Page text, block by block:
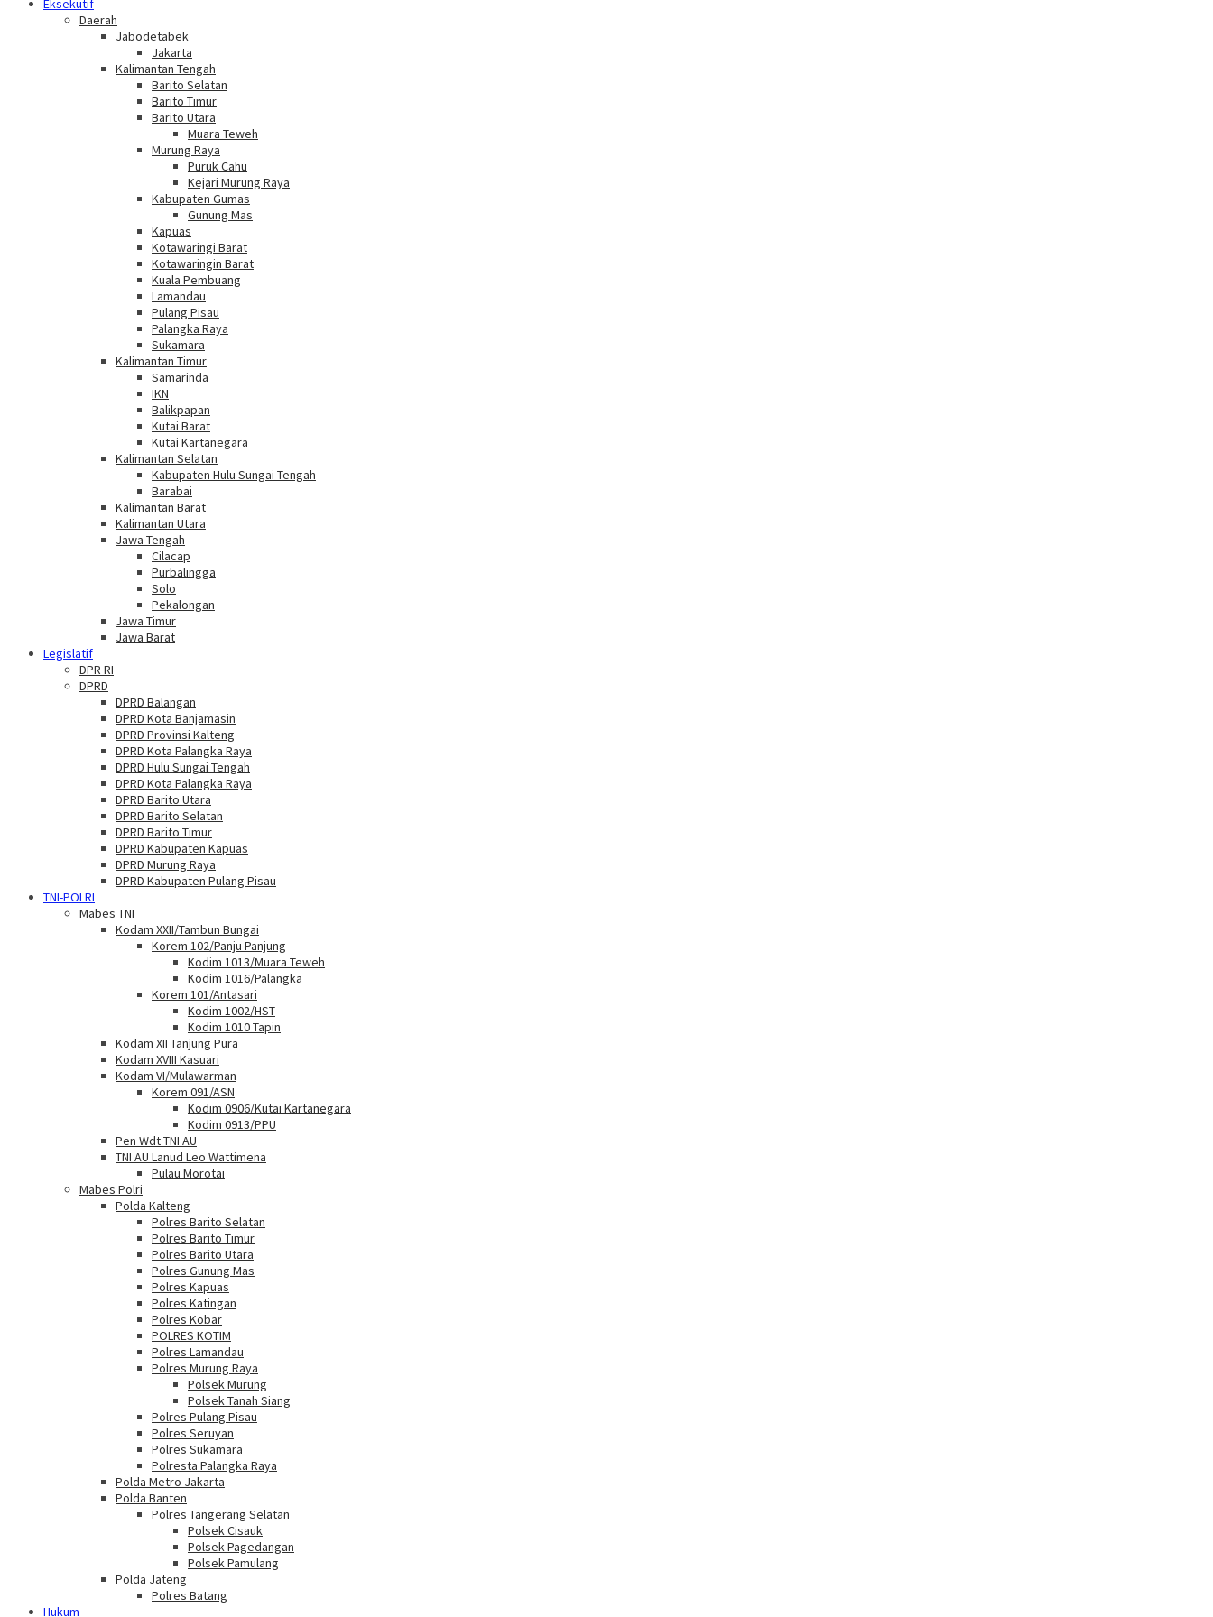
Eksekutif
Daerah
Jabodetabek
Jakarta
Kalimantan Tengah
Barito Selatan
Barito Timur
Barito Utara
Muara Teweh
Murung Raya
Puruk Cahu
Kejari Murung Raya
Kabupaten Gumas
Gunung Mas
Kapuas
Kotawaringi Barat
Kotawaringin Barat
Kuala Pembuang
Lamandau
Pulang Pisau
Palangka Raya
Sukamara
Kalimantan Timur
Samarinda
IKN
Balikpapan
Kutai Barat
Kutai Kartanegara
Kalimantan Selatan
Kabupaten Hulu Sungai Tengah
Barabai
Kalimantan Barat
Kalimantan Utara
Jawa Tengah
Cilacap
Purbalingga
Solo
Pekalongan
Jawa Timur
Jawa Barat
Legislatif
DPR RI
DPRD
DPRD Balangan
DPRD Kota Banjamasin
DPRD Provinsi Kalteng
DPRD Kota Palangka Raya
DPRD Hulu Sungai Tengah
DPRD Kota Palangka Raya
DPRD Barito Utara
DPRD Barito Selatan
DPRD Barito Timur
DPRD Kabupaten Kapuas
DPRD Murung Raya
DPRD Kabupaten Pulang Pisau
TNI-POLRI
Mabes TNI
Kodam XXII/Tambun Bungai
Korem 102/Panju Panjung
Kodim 1013/Muara Teweh
Kodim 1016/Palangka
Korem 101/Antasari
Kodim 1002/HST
Kodim 1010 Tapin
Kodam XII Tanjung Pura
Kodam XVIII Kasuari
Kodam VI/Mulawarman
Korem 091/ASN
Kodim 0906/Kutai Kartanegara
Kodim 0913/PPU
Pen Wdt TNI AU
TNI AU Lanud Leo Wattimena
Pulau Morotai
Mabes Polri
Polda Kalteng
Polres Barito Selatan
Polres Barito Timur
Polres Barito Utara
Polres Gunung Mas
Polres Kapuas
Polres Katingan
Polres Kobar
POLRES KOTIM
Polres Lamandau
Polres Murung Raya
Polsek Murung
Polsek Tanah Siang
Polres Pulang Pisau
Polres Seruyan
Polres Sukamara
Polresta Palangka Raya
Polda Metro Jakarta
Polda Banten
Polres Tangerang Selatan
Polsek Cisauk
Polsek Pagedangan
Polsek Pamulang
Polda Jateng
Polres Batang
Hukum